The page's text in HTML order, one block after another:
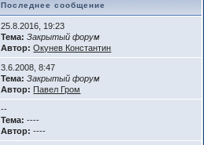
Последнее сообщение
25.8.2016, 19:23
Тема: Закрытый форум
Автор: Окунев Константин
3.6.2008, 8:47
Тема: Закрытый форум
Автор: Павел Гром
--
Тема: ----
Автор: ----